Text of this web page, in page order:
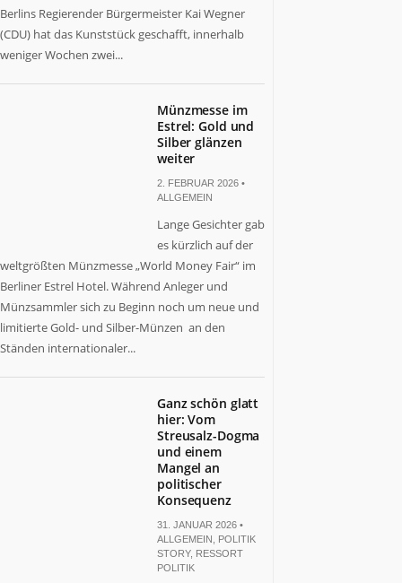
Berlins Regierender Bürgermeister Kai Wegner
(CDU) hat das Kunststück geschafft, innerhalb
weniger Wochen zwei...
Münzmesse im
Estrel: Gold und
Silber glänzen
weiter
2. FEBRUAR 2026 •
ALLGEMEIN
Lange Gesichter gab
es kürzlich auf der
weltgrößten Münzmesse „World Money Fair“ im
Berliner Estrel Hotel. Während Anleger und
Münzsammler sich zu Beginn noch um neue und
limitierte Gold- und Silber-Münzen an den
Ständen internationaler...
Ganz schön glatt
hier: Vom
Streusalz-Dogma
und einem
Mangel an
politischer
Konsequenz
31. JANUAR 2026 •
ALLGEMEIN
POLITIK
STORY, RESSORT
POLITIK